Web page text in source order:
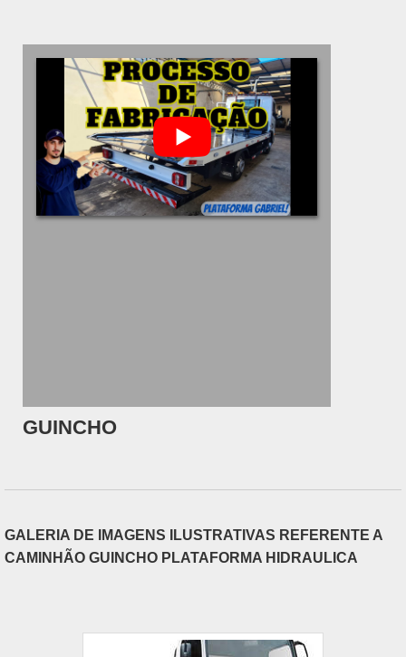
GUINCHO
GALERIA DE IMAGENS ILUSTRATIVAS REFERENTE A
CAMINHÃO GUINCHO PLATAFORMA HIDRAULICA